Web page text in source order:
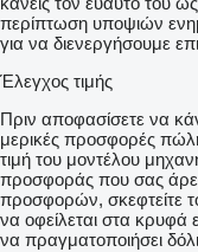
περίπτωση υποψιών
για να διενεργήσουμε
Έλεγχος τιμής
Πριν αποφασίσετε να
μερικές προσφορές
τιμή του μοντέλου
προσφοράς που σας
προσφορών, σκεφτείτε
να οφείλεται στα
να πραγματοποιήσει